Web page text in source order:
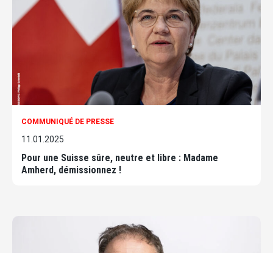
COMMUNIQUÉ DE PRESSE
11.01.2025
Pour une Suisse sûre, neutre et libre : Madame
Amherd, démissionnez !